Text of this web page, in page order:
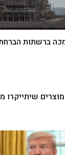
ברשתות הברחת